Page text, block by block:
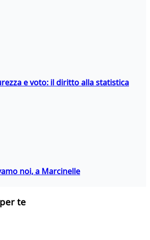
e voto: il diritto alla statistica
noi, a Marcinelle
te